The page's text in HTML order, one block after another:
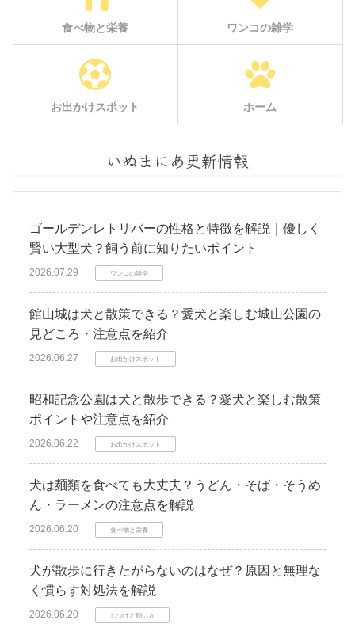
食べ物と栄養 ワンコの雑学
お出かけスポット ホーム
いぬまにあ更新情報
ゴールデンレトリバーの性格と特徴を解説｜優しく
賢い大型犬？飼う前に知りたいポイント
2026.07.29 ワンコの雑学
館山城は犬と散策できる？愛犬と楽しむ城山公園の
見どころ・注意点を紹介
2026.06.27 お出かけスポット
昭和記念公園は犬と散歩できる？愛犬と楽しむ散策
ポイントや注意点を紹介
2026.06.22 お出かけスポット
犬は麺類を食べても大丈夫？うどん・そば・そうめ
ん・ラーメンの注意点を解説
2026.06.20 食べ物と栄養
犬が散歩に行きたがらないのはなぜ？原因と無理な
く慣らす対処法を解説
2026.06.20 しつけと飼い方